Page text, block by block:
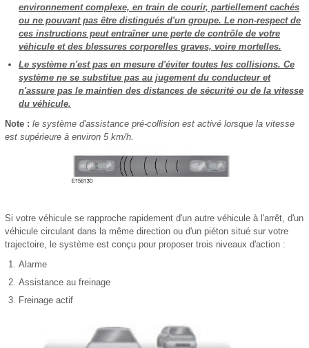
environnement complexe, en train de courir, partiellement cachés
ou ne pouvant pas être distingués d'un groupe. Le non-respect de
ces instructions peut entraîner une perte de contrôle de votre
véhicule et des blessures corporelles graves, voire mortelles.
Le système n'est pas en mesure d'éviter toutes les collisions. Ce
système ne se substitue pas au jugement du conducteur et
n'assure pas le maintien des distances de sécurité ou de la vitesse
du véhicule.
Note : le système d'assistance pré-collision est activé lorsque la vitesse
est supérieure à environ 5 km/h.
Si votre véhicule se rapproche rapidement d'un autre véhicule à l'arrêt, d'un
véhicule circulant dans la même direction ou d'un piéton situé sur votre
trajectoire, le système est conçu pour proposer trois niveaux d'action :
Alarme
Assistance au freinage
Freinage actif